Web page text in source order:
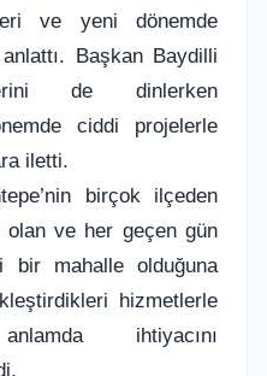
ve yeni dönemde
Başkan Baydilli
de dinlerken
ciddi projelerle
iletti.
birçok ilçeden
ve her geçen gün
bir mahalle olduğuna
hizmetlerle
ihtiyacını